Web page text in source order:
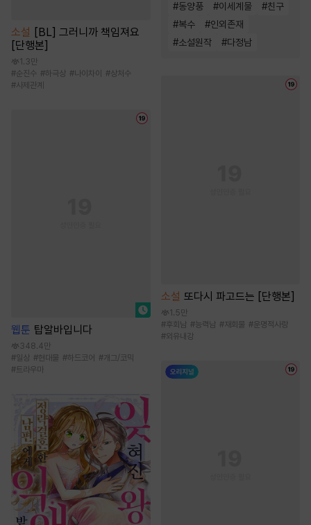
소설 [BL] 그러니까 책임져요
[단행본]
1.3만
#순진수 #하극상 #나이차이 #상처수
#사제관계
웹툰 탑알바입니다
348.4만
#일상 #현대물 #하드코어 # 개그/코믹
#트라우마
#동양풍 #이세계물 #친구
#복수 #인외존재
#소설원작 #다정남
소설 또다시 파고드는 [단행본]
1.5만
#후회남 #능력남 #재회물 #운명적사랑
#외유내강